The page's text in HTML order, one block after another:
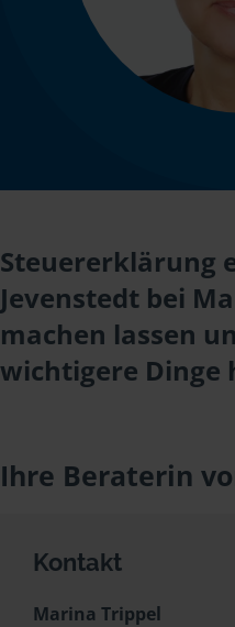
Steuererklärung
Jevenstedt bei
machen lassen
wichtigere Dinge
Ihre Beraterin
Kontakt
Marina Trippel